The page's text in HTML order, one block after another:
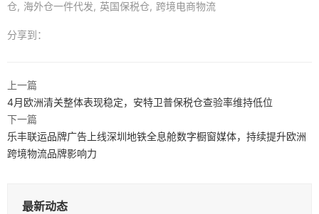
仓 海外仓一件代发 英国保税仓 跨境电商物流
分享到：
上一篇
4月欧洲清关整体表现稳定，安特卫普保税仓查验率维持低位
下一篇
乐丰联运品牌广告上线深圳地铁全息舱数字橱窗媒体，持续提升欧洲
跨境物流品牌影响力
最新动态